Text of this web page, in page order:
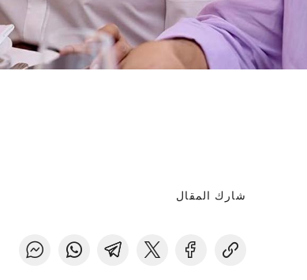
شارك المقال